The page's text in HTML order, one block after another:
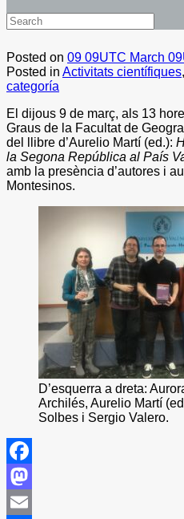
Posted on 09 09UTC March
Posted in Activitats científiques,
categoría
El dijous 9 de març, als 13
Graus de la Facultat de
del llibre d’Aurelio Martí (ed.):
la Segona República al País
amb la presència d’autores i
Montesinos.
D’esquerra a dreta:
Archilés, Aurelio Martí
Solbes i Sergio Valero.
Facebook
Mastodon